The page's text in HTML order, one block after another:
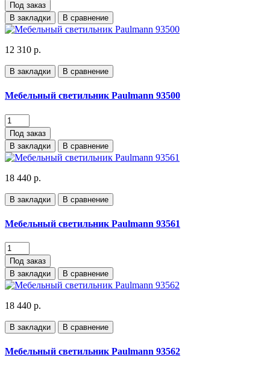
Под заказ
В закладки
В сравнение
12 310 р.
В закладки В сравнение
Мебельный светильник Paulmann 93500
Под заказ
В закладки
В сравнение
18 440 р.
В закладки В сравнение
Мебельный светильник Paulmann 93561
Под заказ
В закладки
В сравнение
18 440 р.
В закладки В сравнение
Мебельный светильник Paulmann 93562